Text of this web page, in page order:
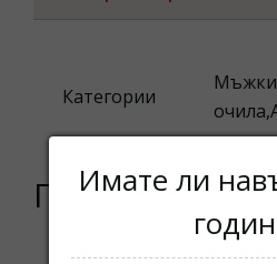
Категории
Подобни
Имате ли